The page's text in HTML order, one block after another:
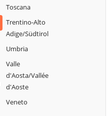
Toscana
Trentino-Alto
Adige/Südtirol
Umbria
Valle
d'Aosta/Vallée
d'Aoste
Veneto